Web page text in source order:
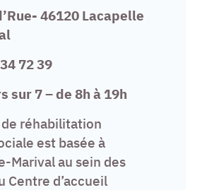
46120 Lacapelle
72 39
sur 7 – de 8h à 19h
de réhabilitation
est basée à
Marival au sein des
Centre d’accueil